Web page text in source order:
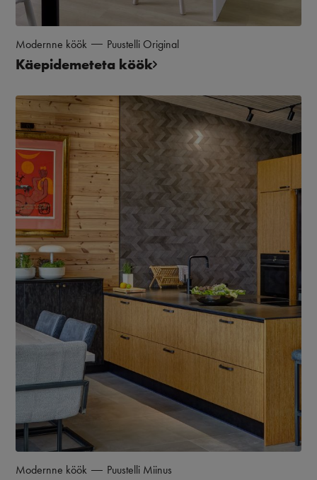
Modernne köök Puustelli Original
Käepidemeteta köök
Modernne köök Puustelli Miinus